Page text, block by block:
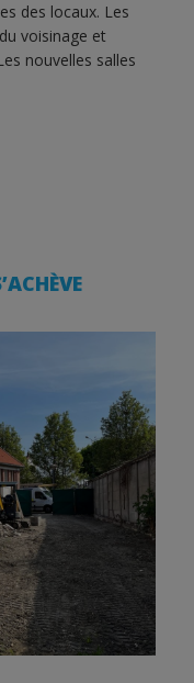
des locaux. Les
voisinage et
nouvelles salles